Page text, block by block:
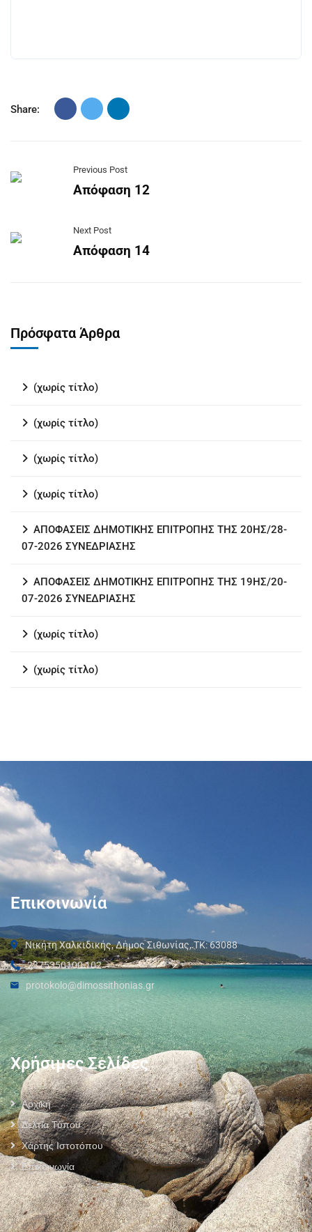
Share:
Previous Post
Απόφαση 12
Next Post
Απόφαση 14
Πρόσφατα Άρθρα
(χωρίς τίτλο)
(χωρίς τίτλο)
(χωρίς τίτλο)
(χωρίς τίτλο)
ΑΠΟΦΑΣΕΙΣ ΔΗΜΟΤΙΚΗΣ ΕΠΙΤΡΟΠΗΣ ΤΗΣ 20ΗΣ/28-
07-2026 ΣΥΝΕΔΡΙΑΣΗΣ
ΑΠΟΦΑΣΕΙΣ ΔΗΜΟΤΙΚΗΣ ΕΠΙΤΡΟΠΗΣ ΤΗΣ 19ΗΣ/20-
07-2026 ΣΥΝΕΔΡΙΑΣΗΣ
(χωρίς τίτλο)
(χωρίς τίτλο)
Επικοινωνία
Νικήτη Χαλκιδικής, Δήμος Σιθωνίας, ΤΚ: 63088
2375350100 102
protokolo@dimossithonias.gr
Χρήσιμες Σελίδες
Αρχική
Δελτία Τύπου
Χάρτης Ιστοτόπου
Επικοινωνία